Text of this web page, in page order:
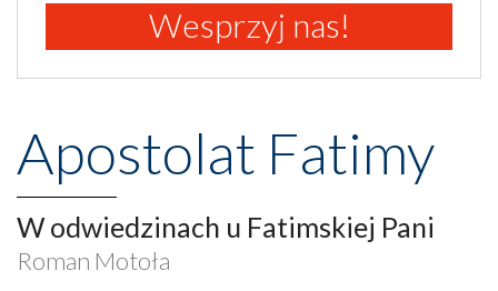
Wesprzyj nas!
Apostolat Fatimy
W odwiedzinach u Fatimskiej Pani
Roman Motoła